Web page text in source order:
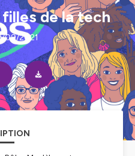
de la tech
09/2021